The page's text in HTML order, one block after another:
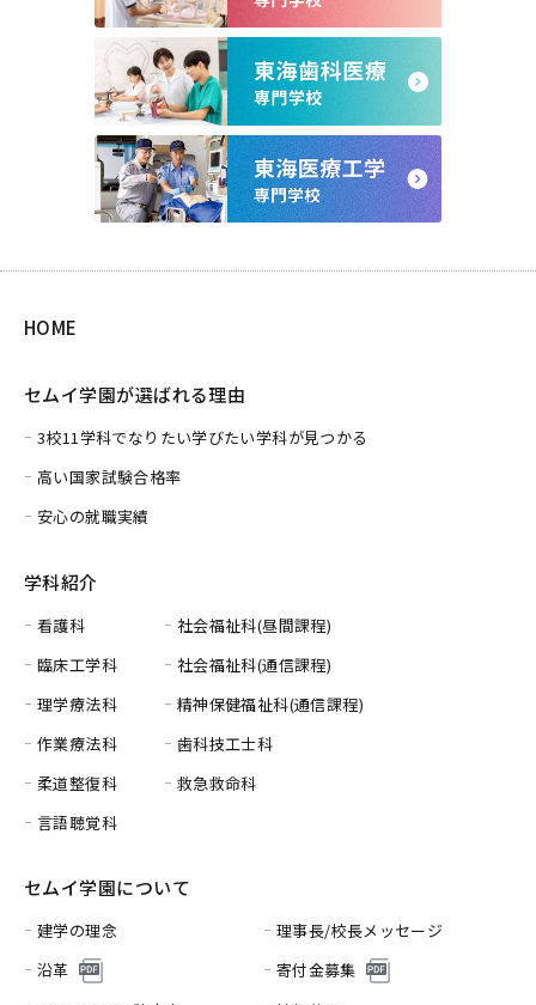
HOME
セムイ学園が選ばれる理由
3校11学科でなりたい学びたい学科が見つかる
高い国家試験合格率
安心の就職実績
学科紹介
看護科
臨床工学科
理学療法科
作業療法科
柔道整復科
言語聴覚科
社会福祉科(昼間課程)
社会福祉科(通信課程)
精神保健福祉科(通信課程)
歯科技工士科
救急救命科
セムイ学園について
建学の理念
理事長/校長メッセージ
沿革
寄付金募集